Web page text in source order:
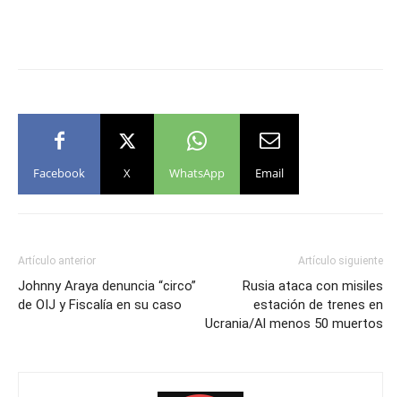
Facebook X WhatsApp Email
Artículo anterior
Johnny Araya denuncia “circo”
de OIJ y Fiscalía en su caso
Artículo siguiente
Rusia ataca con misiles
estación de trenes en
Ucrania/Al menos 50 muertos